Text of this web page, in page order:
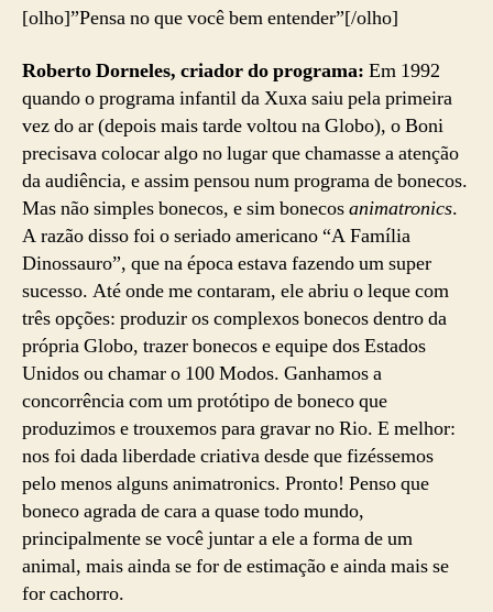
[olho]”Pensa no que você bem entender”[/olho]
Roberto Dorneles, criador do programa: Em 1992
quando o programa infantil da Xuxa saiu pela primeira
vez do ar (depois mais tarde voltou na Globo), o Boni
precisava colocar algo no lugar que chamasse a atenção
da audiência, e assim pensou num programa de bonecos.
Mas não simples bonecos, e sim bonecosanimatronics.
A razão disso foi o seriado americano “A Família
Dinossauro”, que na época estava fazendo um super
sucesso. Até onde me contaram, ele abriu o leque com
três opções: produzir os complexos bonecos dentro da
própria Globo, trazer bonecos e equipe dos Estados
Unidos ou chamar o 100 Modos. Ganhamos a
concorrência com um protótipo de boneco que
produzimos e trouxemos para gravar no Rio. E melhor:
nos foi dada liberdade criativa desde que fizéssemos
pelo menos alguns animatronics. Pronto! Penso que
boneco agrada de cara a quase todo mundo,
principalmente se você juntar a ele a forma de um
animal, mais ainda se for de estimação e ainda mais se
for cachorro.